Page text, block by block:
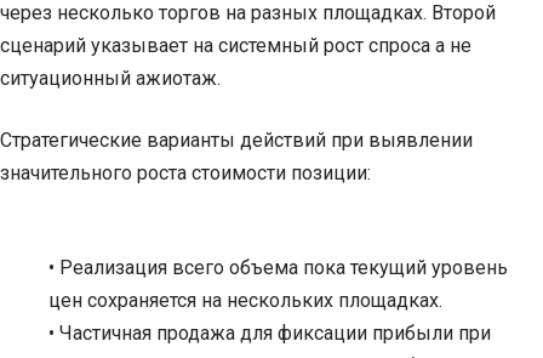
через несколько торгов на разных площадках. Второй
сценарий указывает на системный рост спроса а не
ситуационный ажиотаж.
Стратегические варианты действий при выявлении
значительного роста стоимости позиции:
• Реализация всего объема пока текущий уровень
цен сохраняется на нескольких площадках.
• Частичная продажа для фиксации прибыли при